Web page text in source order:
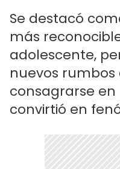
Se destacó
más
adolescente,
nuevos
consagrarse en
convirtió en